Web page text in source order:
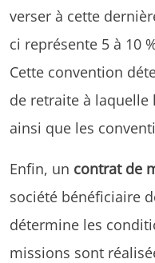
verser à cette
ci représente 5 à 10
Cette convention
de retraite à
ainsi que les
Enfin, un contrat de
société bénéficiaire
détermine les
missions sont